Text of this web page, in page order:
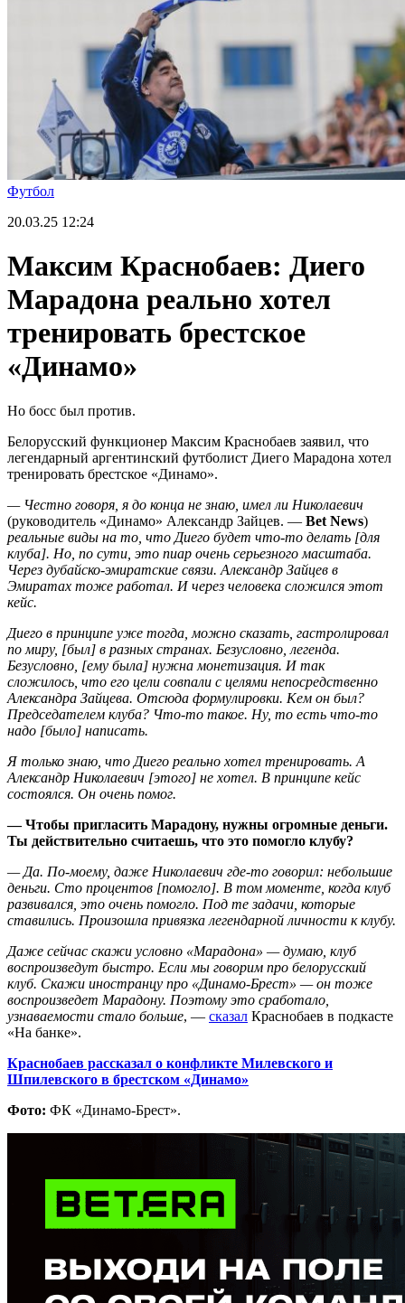
Футбол
20.03.25 12:24
Максим Краснобаев: Диего
Марадона реально хотел
тренировать брестское
«Динамо»
Но босс был против.
Белорусский функционер Максим Краснобаев заявил, что
легендарный аргентинский футболист Диего Марадона хотел
тренировать брестское «Динамо».
— Честно говоря, я до конца не знаю, имел ли Николаевич
(руководитель «Динамо» Александр Зайцев. — Bet News)
реальные виды на то, что Диего будет что-то делать [для
клуба]. Но, по сути, это пиар очень серьезного масштаба.
Через дубайско-эмиратские связи. Александр Зайцев в
Эмиратах тоже работал. И через человека сложился этот
кейс.
Диего в принципе уже тогда, можно сказать, гастролировал
по миру, [был] в разных странах. Безусловно, легенда.
Безусловно, [ему была] нужна монетизация. И так
сложилось, что его цели совпали с целями непосредственно
Александра Зайцева. Отсюда формулировки. Кем он был?
Председателем клуба? Что-то такое. Ну, то есть что-то
надо [было] написать.
Я только знаю, что Диего реально хотел тренировать. А
Александр Николаевич [этого] не хотел. В принципе кейс
состоялся. Он очень помог.
— Чтобы пригласить Марадону, нужны огромные деньги.
Ты действительно считаешь, что это помогло клубу?
— Да. По-моему, даже Николаевич где-то говорил: небольшие
деньги. Сто процентов [помогло]. В том моменте, когда клуб
развивался, это очень помогло. Под те задачи, которые
ставились. Произошла привязка легендарной личности к клубу.
Даже сейчас скажи условно «Марадона» — думаю, клуб
воспроизведут быстро. Если мы говорим про белорусский
клуб. Скажи иностранцу про «Динамо-Брест» — он тоже
воспроизведет Марадону. Поэтому это сработало,
узнаваемости стало больше, — сказал Краснобаев в подкасте
«На банке».
Краснобаев рассказал о конфликте Милевского и
Шпилевского в брестском «Динамо»
Фото: ФК «Динамо-Брест».